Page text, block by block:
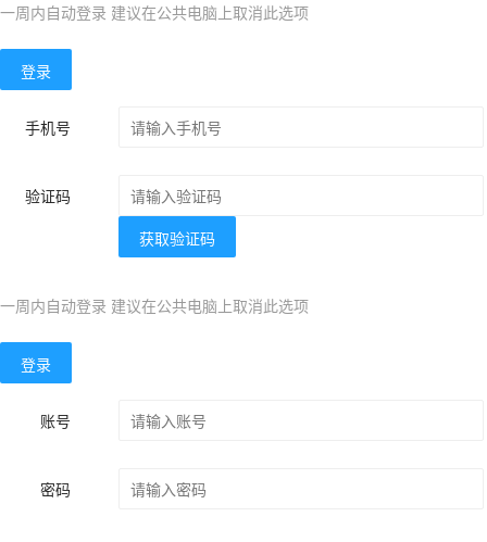
一周内自动登录 建议在公共电脑上取消此选项
登录
手机号
验证码
获取验证码
一周内自动登录 建议在公共电脑上取消此选项
登录
账号
密码